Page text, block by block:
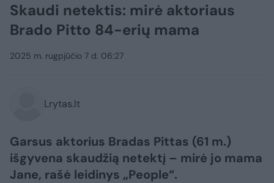
Skaudi netektis: mirė aktoriaus
Brado Pitto 84-erių mama
2025 m. rugpjūčio 7 d. 06:27
Lrytas.lt
Garsus aktorius Bradas Pittas (61 m.)
išgyvena skaudžią netektį – mirė jo mama
Jane, rašė leidinys „People“.